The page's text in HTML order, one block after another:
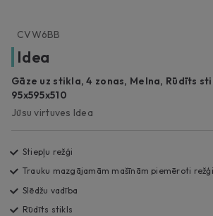
CVW6BB
Idea
Gāze uz stikla, 4 zonas, Melna, Rūdīts
95x595x510
Jūsu virtuves Idea
Stiepļu režģi
Trauku mazgājamām mašīnām piemēroti režģi
Slēdžu vadība
Rūdīts stikls